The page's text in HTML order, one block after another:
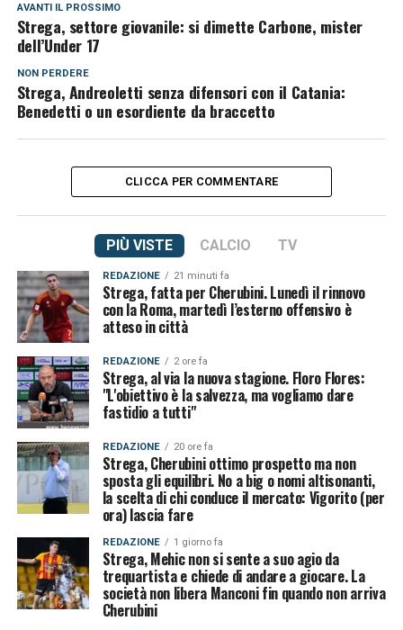
AVANTI IL ​​PROSSIMO
Strega, settore giovanile: si dimette Carbone, mister
dell’Under 17
NON PERDERE
Strega, Andreoletti senza difensori con il Catania:
Benedetti o un esordiente da braccetto
CLICCA PER COMMENTARE
PIÙ VISTE CALCIO TV
REDAZIONE 21 minuti fa
Strega, fatta per Cherubini. Lunedì il rinnovo
con la Roma, martedì l’esterno offensivo è
atteso in città
REDAZIONE 2 ore fa
Strega, al via la nuova stagione. Floro Flores:
"L'obiettivo è la salvezza, ma vogliamo dare
fastidio a tutti"
REDAZIONE 20 ore fa
Strega, Cherubini ottimo prospetto ma non
sposta gli equilibri. No a big o nomi altisonanti,
la scelta di chi conduce il mercato: Vigorito (per
ora) lascia fare
REDAZIONE 1 giorno fa
Strega, Mehic non si sente a suo agio da
trequartista e chiede di andare a giocare. La
società non libera Manconi fin quando non arriva
Cherubini